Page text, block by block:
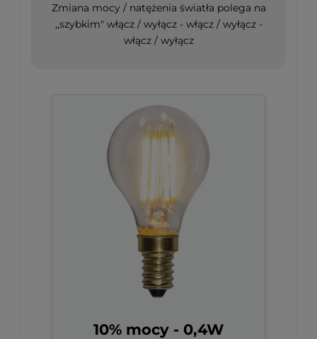
Zmiana mocy / natężenia światła polega na
,,szybkim" włącz / wyłącz - włącz / wyłącz -
włącz / wyłącz
10% mocy - 0,4W